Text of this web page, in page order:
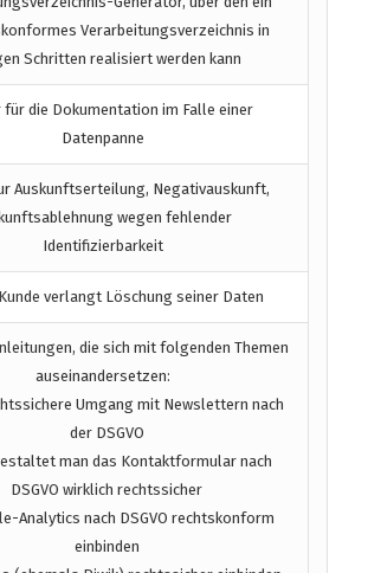
Verarbeitungsverzeichnis in
Schritten realisiert werden kann
für die Dokumentation im Falle einer
Datenpanne
Auskunftserteilung, Negativauskunft,
wegen fehlender
Identifizierbarkeit
verlangt Löschung seiner Daten
die sich mit folgenden Themen
auseinandersetzen:
Umgang mit Newslettern nach
der DSGVO
man das Kontaktformular nach
DSGVO wirklich rechtssicher
Analytics nach DSGVO rechtskonform
einbinden